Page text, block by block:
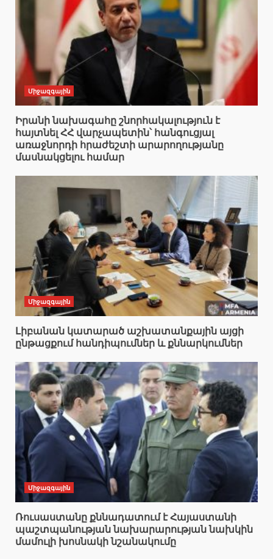
Միջազգային
Իրանի նախագահը շնորհակալություն է
հայտնել ՀՀ վարչապետին՝ հանգուցյալ
առաջնորդի հրաժեշտի արարողությանը
մասնակցելու համար
Միջազգային
Լիբանան կատարած աշխատանքային այցի
ընթացքում հանդիպումներ և քննարկումներ
Միջազգային
Ռուսաստանը քննադատում է Հայաստանի
պաշտպանության նախարարության նախկին
մամուլի խոսնակի նշանակումը